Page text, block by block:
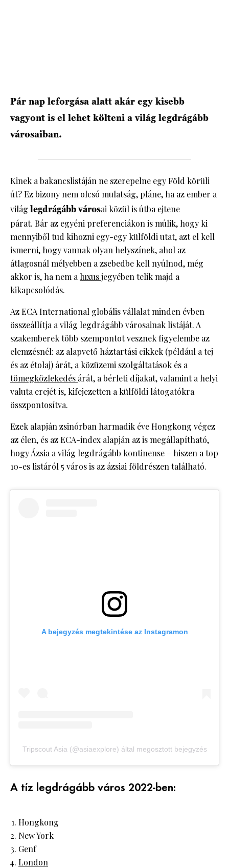
Pár nap leforgása alatt akár egy kisebb
vagyont is el lehet költeni a világ legdrágább
városaiban.
Kinek a bakancslistáján ne szerepelne egy Föld körüli
út? Ez bizony nem olcsó mulatság, pláne, ha az ember a
világ legdrágább városai közül is útba ejtene
párat. Bár az egyéni preferenciákon is múlik, hogy ki
mennyiből tud kihozni egy-egy külföldi utat, azt el kell
ismerni, hogy vannak olyan helyszínek, ahol az
átlagosnál mélyebben a zsebedbe kell nyúlnod, még
akkor is, ha nem a luxusjegyében telik majd a
kikapcsolódás.
Az ECA International globális vállalat minden évben
összeállítja a világ legdrágább városainak listáját. A
szakemberek több szempontot vesznek figyelembe az
elemzésnél: az alapvető háztartási cikkek (például a tej
és az étolaj) árát, a közüzemi szolgáltatások és a
tömegközlekedés árát, a bérleti díjakat, valamint a helyi
valuta erejét is, kifejezetten a külföldi látogatókra
összpontosítva.
Ezek alapján zsinórban harmadik éve Hongkong végez
az élen, és az ECA-index alapján az is megállapítható,
hogy Ázsia a világ legdrágább kontinense – hiszen a top
10-es listáról 5 város is az ázsiai földrészen található.
A bejegyzés megtekintése az Instagramon
Tripscout Asia (@asiaexplore) által megosztott bejegyzés
A tíz legdrágább város 2022-ben:
Hongkong
New York
Genf
London